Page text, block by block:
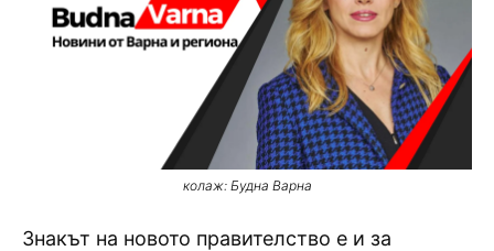
колаж: Будна Варна
Знакът на новото правителство е и за